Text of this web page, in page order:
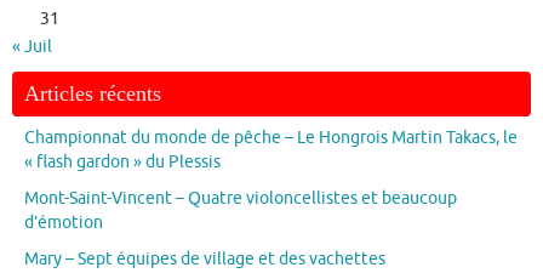
31
« Juil
Articles récents
Championnat du monde de pêche – Le Hongrois Martin Takacs, le
« flash gardon » du Plessis
Mont-Saint-Vincent – Quatre violoncellistes et beaucoup
d’émotion
Mary – Sept équipes de village et des vachettes